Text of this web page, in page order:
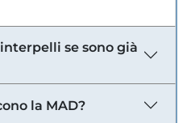
se sono già
la MAD?